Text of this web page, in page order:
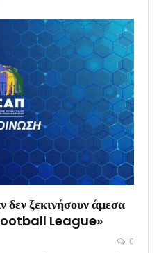
ξεκινήσουν άμεσα
League»
0